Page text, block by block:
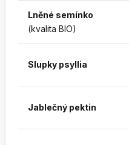
Lněné semínko
(kvalita BIO)
Slupky psyllia
Jablečný pektin